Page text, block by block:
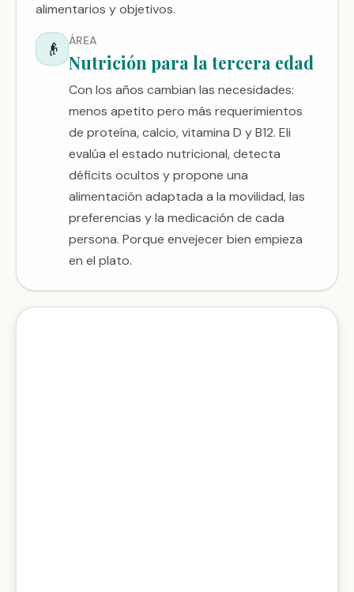
alimentarios y objetivos.
👴 ÁREA
Nutrición para la tercera edad
Con los años cambian las necesidades:
menos apetito pero más requerimientos
de proteína, calcio, vitamina D y B12. Eli
evalúa el estado nutricional, detecta
déficits ocultos y propone una
alimentación adaptada a la movilidad, las
preferencias y la medicación de cada
persona. Porque envejecer bien empieza
en el plato.